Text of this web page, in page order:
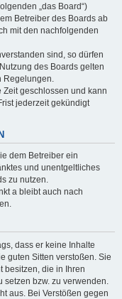
„das Board“)
Betreiber des Boards ab
mit den nachfolgenden
sind, so dürfen
des Boards gelten
Regelungen.
Zeit geschlossen und kann
jederzeit gekündigt
dem Betreiber ein
und unentgeltliches
zu nutzen.
a bleibt auch nach
dass er keine Inhalte
guten Sitten verstoßen. Sie
besitzen, die in Ihren
bzw. zu verwenden.
aus. Bei Verstößen gegen